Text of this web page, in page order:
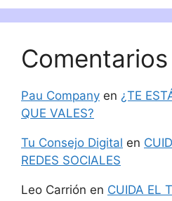
Pau Company en ¿TE
QUE VALES?
Tu Consejo Digital en
REDES SOCIALES
Leo Carrión en CUIDA EL